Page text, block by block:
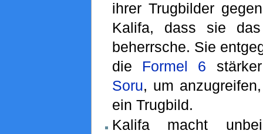
ihrer Trugbilder
Kalifa, dass sie
beherrsche. Sie
die Formel 6
Soru, um
ein Trugbild.
Kalifa macht